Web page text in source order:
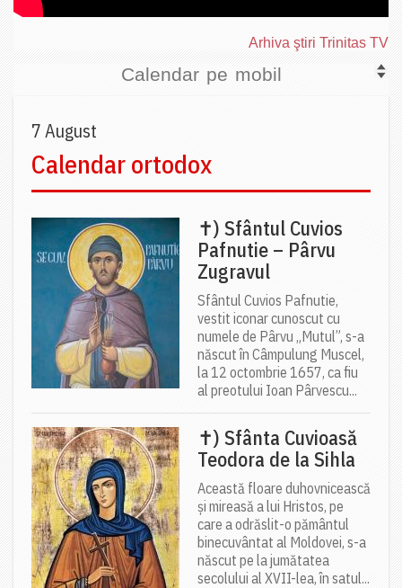
Arhiva ştiri Trinitas TV
Calendar pe mobil
7 August
Calendar ortodox
✝) Sfântul Cuvios
Pafnutie – Pârvu
Zugravul
Sfântul Cuvios Pafnutie,
vestit iconar cunoscut cu
numele de Pârvu „Mutul”, s-a
născut în Câmpulung Muscel,
la 12 octombrie 1657, ca fiu
al preotului Ioan Pârvescu...
✝) Sfânta Cuvioasă
Teodora de la Sihla
Această floare duhovnicească
și mireasă a lui Hristos, pe
care a odrăslit-o pământul
binecuvântat al Moldovei, s-a
născut pe la jumătatea
secolului al XVII-lea, în satul...